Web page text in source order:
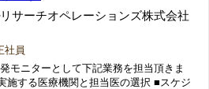
リサーチオペレーションズ株式会社
社員
モニターとして下記業務を担当頂きま
施する医療機関と担当医の選択 ■スケジ